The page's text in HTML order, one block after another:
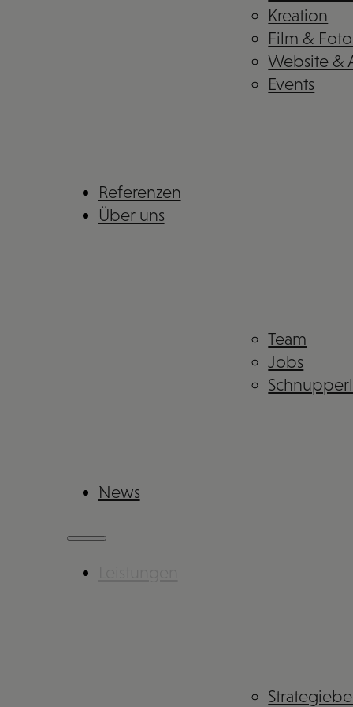
Kreation
Film &
Website &
Events
Referenzen
Über uns
Team
Jobs
News